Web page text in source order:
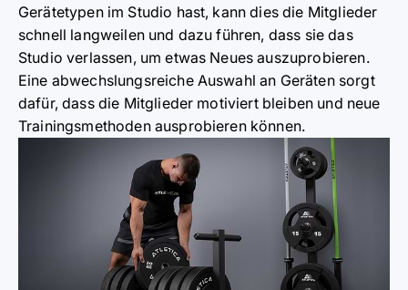
Gerätetypen im Studio hast, kann dies die Mitglieder
schnell langweilen und dazu führen, dass sie das
Studio verlassen, um etwas Neues auszuprobieren.
Eine abwechslungsreiche Auswahl an Geräten sorgt
dafür, dass die Mitglieder motiviert bleiben und neue
Trainingsmethoden ausprobieren können.